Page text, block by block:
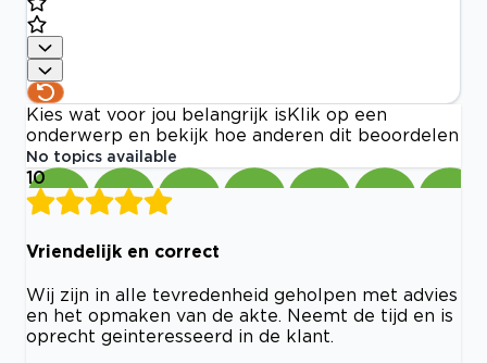
Kies wat voor jou belangrijk is Klik op een
onderwerp en bekijk hoe anderen dit beoordelen
No topics available
10
Vriendelijk en correct
Wij zijn in alle tevredenheid geholpen met advies
en het opmaken van de akte. Neemt de tijd en is
oprecht geinteresseerd in de klant.